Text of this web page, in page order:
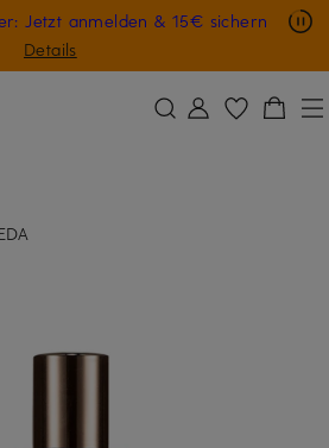
Jetzt anmelden & 15€ sichern
Details
digitale Geschenkkarten